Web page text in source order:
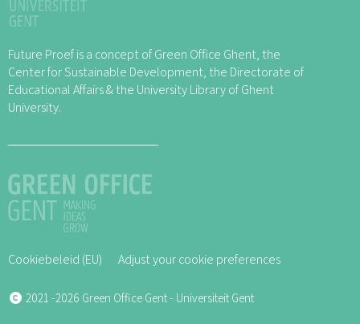
Future Proef is a concept of Green Office Ghent, the
Center for Sustainable Development, the Directorate of
Educational Affairs & the University Library of Ghent
University.
Cookiebeleid (EU) Adjust your cookie preferences
2021 -2026 Green Office Gent - Universiteit Gent